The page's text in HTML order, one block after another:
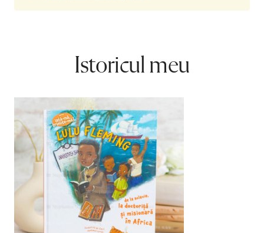
Istoricul meu